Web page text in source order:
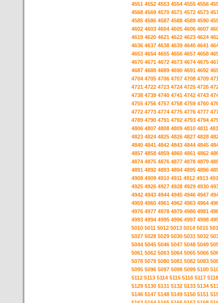
4551 4552 4553 4554 4555 4556
4568 4569 4570 4571 4572 4573
4585 4586 4587 4588 4589 4590
4602 4603 4604 4605 4606 4607
4619 4620 4621 4622 4623 4624
4636 4637 4638 4639 4640 4641
4653 4654 4655 4656 4657 4658
4670 4671 4672 4673 4674 4675
4687 4688 4689 4690 4691 4692
4704 4705 4706 4707 4708 4709
4721 4722 4723 4724 4725 4726
4738 4739 4740 4741 4742 4743
4755 4756 4757 4758 4759 4760
4772 4773 4774 4775 4776 4777
4789 4790 4791 4792 4793 4794
4806 4807 4808 4809 4810 4811
4823 4824 4825 4826 4827 4828
4840 4841 4842 4843 4844 4845
4857 4858 4859 4860 4861 4862
4874 4875 4876 4877 4878 4879
4891 4892 4893 4894 4895 4896
4908 4909 4910 4911 4912 4913
4925 4926 4927 4928 4929 4930
4942 4943 4944 4945 4946 4947
4959 4960 4961 4962 4963 4964
4976 4977 4978 4979 4980 4981
4993 4994 4995 4996 4997 4998
5010 5011 5012 5013 5014 5015
5027 5028 5029 5030 5031 5032
5044 5045 5046 5047 5048 5049
5061 5062 5063 5064 5065 5066
5078 5079 5080 5081 5082 5083
5095 5096 5097 5098 5099 5100
5112 5113 5114 5115 5116 5117 5118
5129 5130 5131 5132 5133 5134
5146 5147 5148 5149 5150 5151